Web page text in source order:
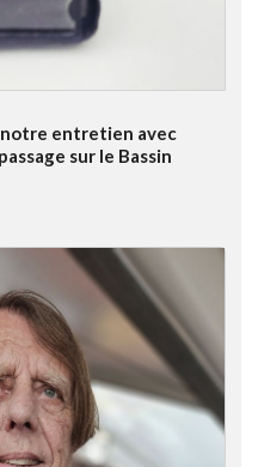
entretien avec
sur le Bassin